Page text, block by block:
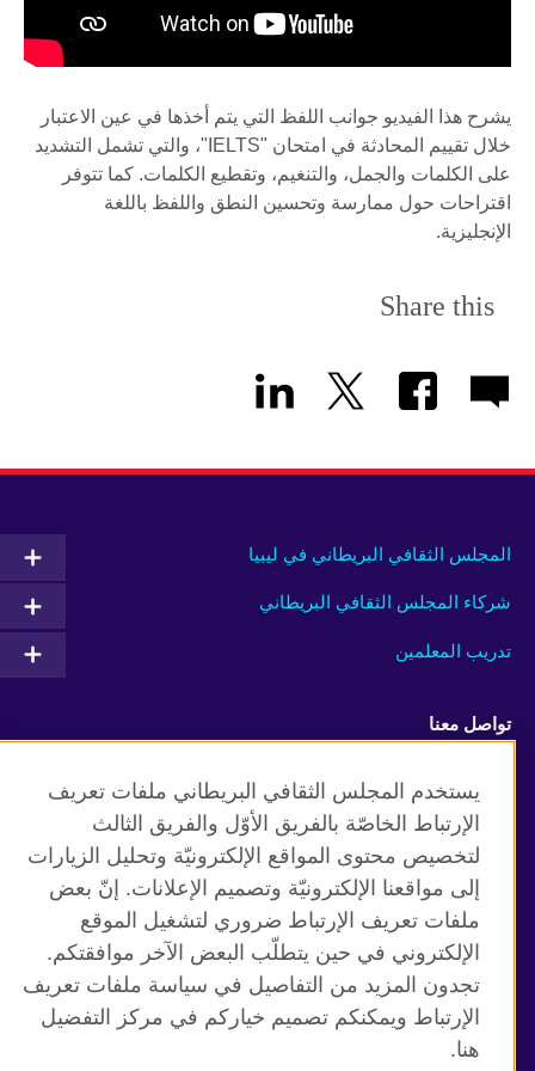
يشرح هذا الفيديو جوانب اللفظ التي يتم أخذها في عين الاعتبار
خلال تقييم المحادثة في امتحان "IELTS"، والتي تشمل التشديد
على الكلمات والجمل، والتنغيم، وتقطيع الكلمات. كما تتوفر
اقتراحات حول ممارسة وتحسين النطق واللفظ باللغة
الإنجليزية.
Share this
المجلس الثقافي البريطاني في ليبيا
شركاء المجلس الثقافي البريطاني
تدريب المعلمين
تواصل معنا
Facebook Twitter
Vimeo TikTok
موقع المجلس الثقافي البريطاني العالمي
الخصوصية وشروط الاستخدام
ملفات تعريف الإرتباط
خارطة الموقع
يستخدم المجلس الثقافي البريطاني ملفات تعريف
الإرتباط الخاصّة بالفريق الأوّل والفريق الثالث
لتخصيص محتوى المواقع الإلكترونيّة وتحليل الزيارات
إلى مواقعنا الإلكترونيّة وتصميم الإعلانات. إنّ بعض
ملفات تعريف الإرتباط ضروري لتشغيل الموقع
الإلكتروني في حين يتطلّب البعض الآخر موافقتكم.
تجدون المزيد من التفاصيل في سياسة ملفات تعريف
الإرتباط ويمكنكم تصميم خياركم في مركز التفضيل
هنا.